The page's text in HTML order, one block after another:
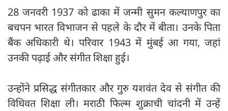
28 जनवरी 1937 को ढाका में जन्मी सुमन कल्याणपुर का
बचपन भारत विभाजन से पहले के दौर में बीता। उनके पिता
बैंक अधिकारी थे। परिवार 1943 में मुंबई आ गया, जहां
उनकी पढ़ाई और संगीत शिक्षा हुई।
उन्होंने प्रसिद्ध संगीतकार और गुरु यशवंत देव से संगीत की
विधिवत शिक्षा ली। मराठी फिल्म शुक्राची चांदनी में उन्हें